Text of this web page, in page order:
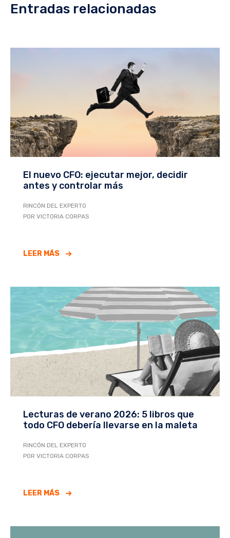
Entradas relacionadas
El nuevo CFO: ejecutar mejor, decidir
antes y controlar más
RINCÓN DEL EXPERTO
POR VICTORIA CORPAS
LEER MÁS
Lecturas de verano 2026: 5 libros que
todo CFO debería llevarse en la maleta
RINCÓN DEL EXPERTO
POR VICTORIA CORPAS
LEER MÁS